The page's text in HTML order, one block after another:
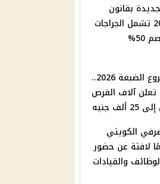
بقانون
التصالح 2026 تشمل الجراجات
والأدوار وخصم 50%
وظائف مشروع الضبعة 2026..
تعلن آلاف الفرص
جنيه
الكويتي
لافتة عن حضور
والقيادات